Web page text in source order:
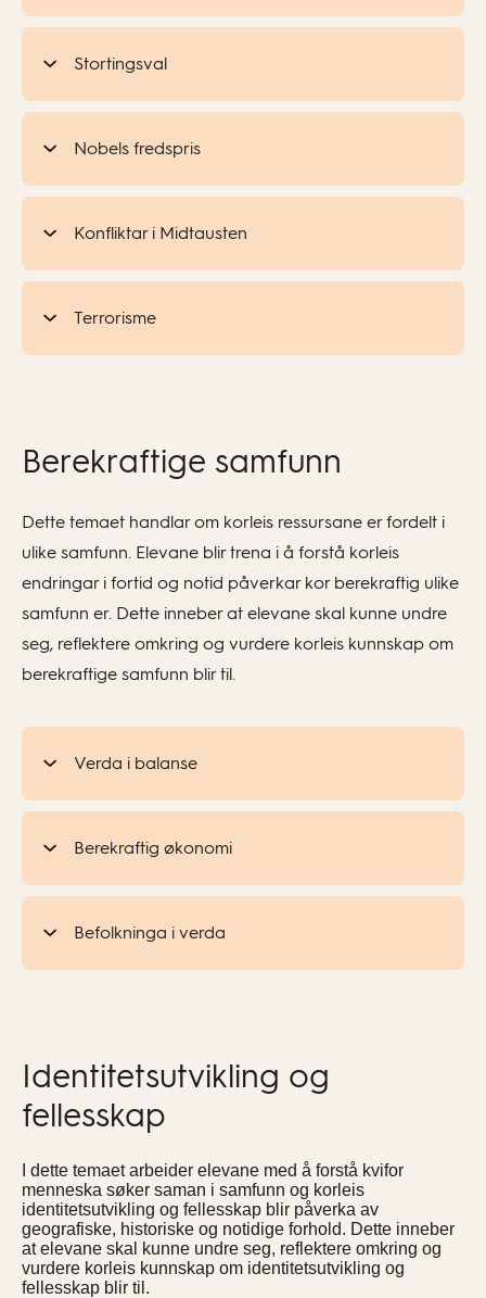
Stortingsval
Nobels fredspris
Konfliktar i Midtausten
Terrorisme
Berekraftige samfunn
Dette temaet handlar om korleis ressursane er fordelt i
ulike samfunn. Elevane blir trena i å forstå korleis
endringar i fortid og notid påverkar kor berekraftig ulike
samfunn er. Dette inneber at elevane skal kunne undre
seg, reflektere omkring og vurdere korleis kunnskap om
berekraftige samfunn blir til.
Verda i balanse
Berekraftig økonomi
Befolkninga i verda
Identitetsutvikling og
fellesskap
I dette temaet arbeider elevane med å forstå kvifor
menneska søker saman i samfunn og korleis
identitetsutvikling og fellesskap blir påverka av
geografiske, historiske og notidige forhold. Dette inneber
at elevane skal kunne undre seg, reflektere omkring og
vurdere korleis kunnskap om identitetsutvikling og
fellesskap blir til.